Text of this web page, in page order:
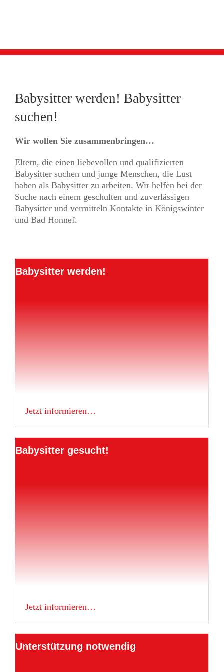
Babysitter werden! Babysitter
suchen!
Wir wollen Sie zusammenbringen…
Eltern, die einen liebevollen und qualifizierten
Babysitter suchen und junge Menschen, die Lust
haben als Babysitter zu arbeiten. Wir helfen bei der
Suche nach einem geschulten und zuverlässigen
Babysitter und vermitteln Kontakte in Königswinter
und Bad Honnef.
Babysitter werden!
Jetzt informieren…
Babysitter gesucht!
Jetzt informieren…
Unterstützung notwendig